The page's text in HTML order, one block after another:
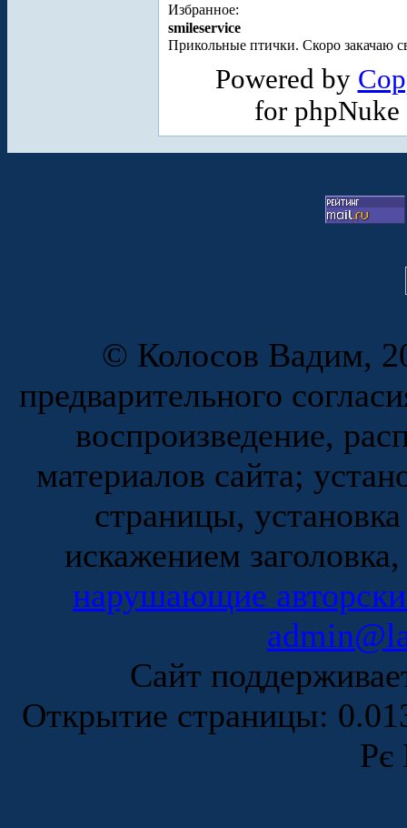
Избранное:
smileservice
Прикольные птички. Скоро закачаю
Powered by
for
© Колосов Вадим,
предварительного
воспроизведение,
материалов сайта;
страницы,
искажением
нарушающие
Сайт
Открытие страницы:
Рє